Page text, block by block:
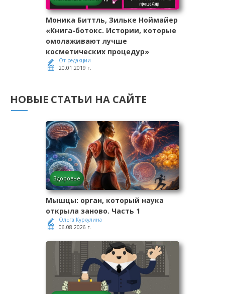
Моника Биттль, Зильке Ноймайер
«Книга-ботокс. Истории, которые
омолаживают лучше
косметических процедур»
От редакции
20.01.2019 г.
НОВЫЕ СТАТЬИ НА САЙТЕ
Здоровье
Мышцы: орган, который наука
открыла заново. Часть 1
Ольга Куркулина
06.08.2026 г.